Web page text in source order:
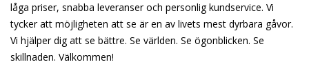
låga priser, snabba leveranser och personlig kundservice. Vi
tycker att möjligheten att se är en av livets mest dyrbara gåvor.
Vi hjälper dig att se bättre. Se världen. Se ögonblicken. Se
skillnaden. Välkommen!